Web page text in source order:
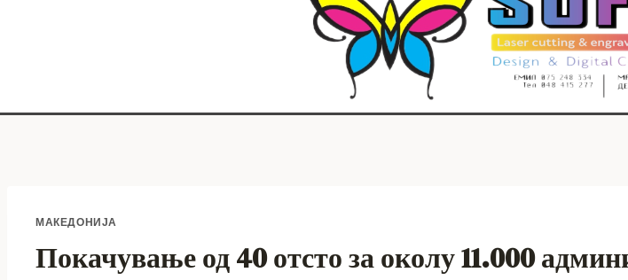
МАКЕДОНИЈА
Покачување од 40 отсто за околу 11.000